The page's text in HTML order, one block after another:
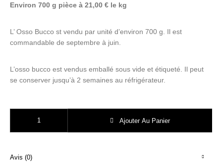
Environ 700 g pièce à 21,00 € le kg
L’ Osso Bucco st vendu par unité d’environ 700 g. Il est
commandable de septembre à juin.
L’osso bucco est vendus emballé sous vide et étiqueté. Il peut
se conserver jusqu’à 2 semaines au réfrigérateur.
Ajouter Au Panier
Avis (0)